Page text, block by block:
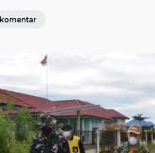
komentar